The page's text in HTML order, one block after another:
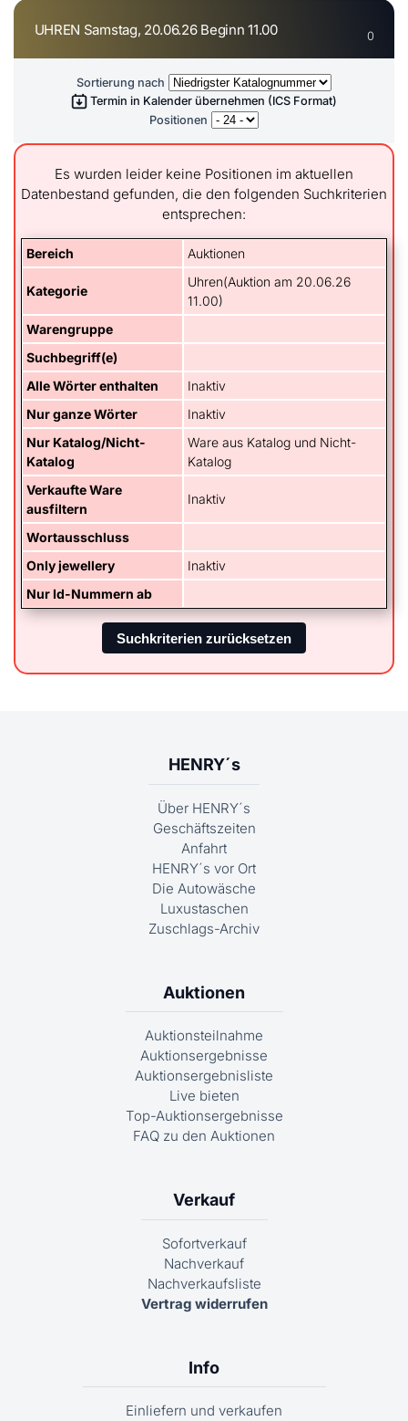
UHREN Samstag, 20.06.26 Beginn 11.00 0
Sortierung nach
Termin in Kalender übernehmen (ICS Format)
Positionen
Es wurden leider keine Positionen im aktuellen
Datenbestand gefunden, die den folgenden Suchkriterien
entsprechen:
Bereich Auktionen
Kategorie
Uhren(Auktion am 20.06.26
11.00)
Warengruppe
Suchbegriff(e)
Alle Wörter enthalten
Inaktiv
Nur ganze Wörter
Inaktiv
Nur Katalog/Nicht-
Katalog
Ware aus Katalog und Nicht-
Katalog
Verkaufte Ware
ausfiltern
Inaktiv
Wortausschluss
Only jewellery
Inaktiv
Nur Id-Nummern ab
HENRY´s
Über HENRY´s
Geschäftszeiten
Anfahrt
HENRY´s vor Ort
Die Autowäsche
Luxustaschen
Zuschlags-Archiv
Auktionen
Auktionsteilnahme
Auktionsergebnisse
Auktionsergebnisliste
Live bieten
Top-Auktionsergebnisse
FAQ zu den Auktionen
Verkauf
Sofortverkauf
Nachverkauf
Nachverkaufsliste
Vertrag widerrufen
Info
Einliefern und verkaufen